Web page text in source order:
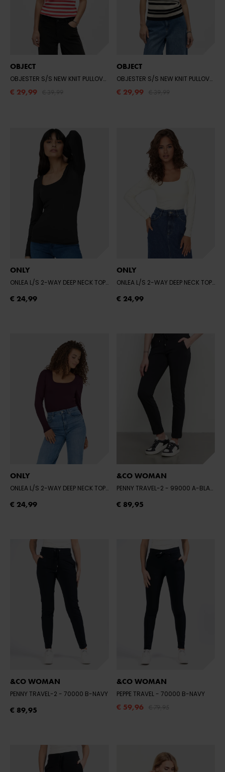
OBJECT
OBJESTER S/S NEW KNIT PULLOVER NOOS - POINSETTIA/CLOUD DANCER
€ 29,99
OBJECT
OBJESTER S/S NEW KNIT PULLOVER NOOS
€ 29,99
ONLY
ONLEA L/S 2-WAY DEEP NECK TOP JRS - BLACK
€ 24,99
ONLY
ONLEA L/S 2-WAY DEEP NECK TOP JRS
€ 24,99
ONLY
ONLEA L/S 2-WAY DEEP NECK TOP JRS - WINETASTING
€ 24,99
&CO WOMAN
PENNY TRAVEL-2 - 99000 A-BLACK
€ 89,95
&CO WOMAN
PENNY TRAVEL-2 - 70000 B-NAVY
€ 89,95
&CO WOMAN
PEPPE TRAVEL - 70000 B-NAVY
€ 59,96